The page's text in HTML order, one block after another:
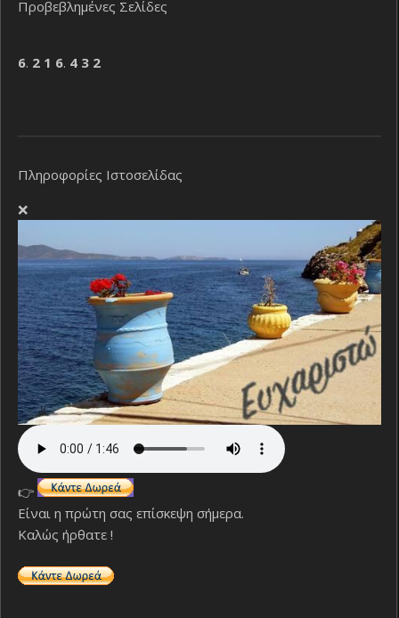
Προβεβλημένες Σελίδες
6. 2 1 6. 4 3 2
Πληροφορίες Ιστοσελίδας
❌
👉
Είναι η πρώτη σας επίσκεψη σήμερα.
Καλώς ήρθατε !